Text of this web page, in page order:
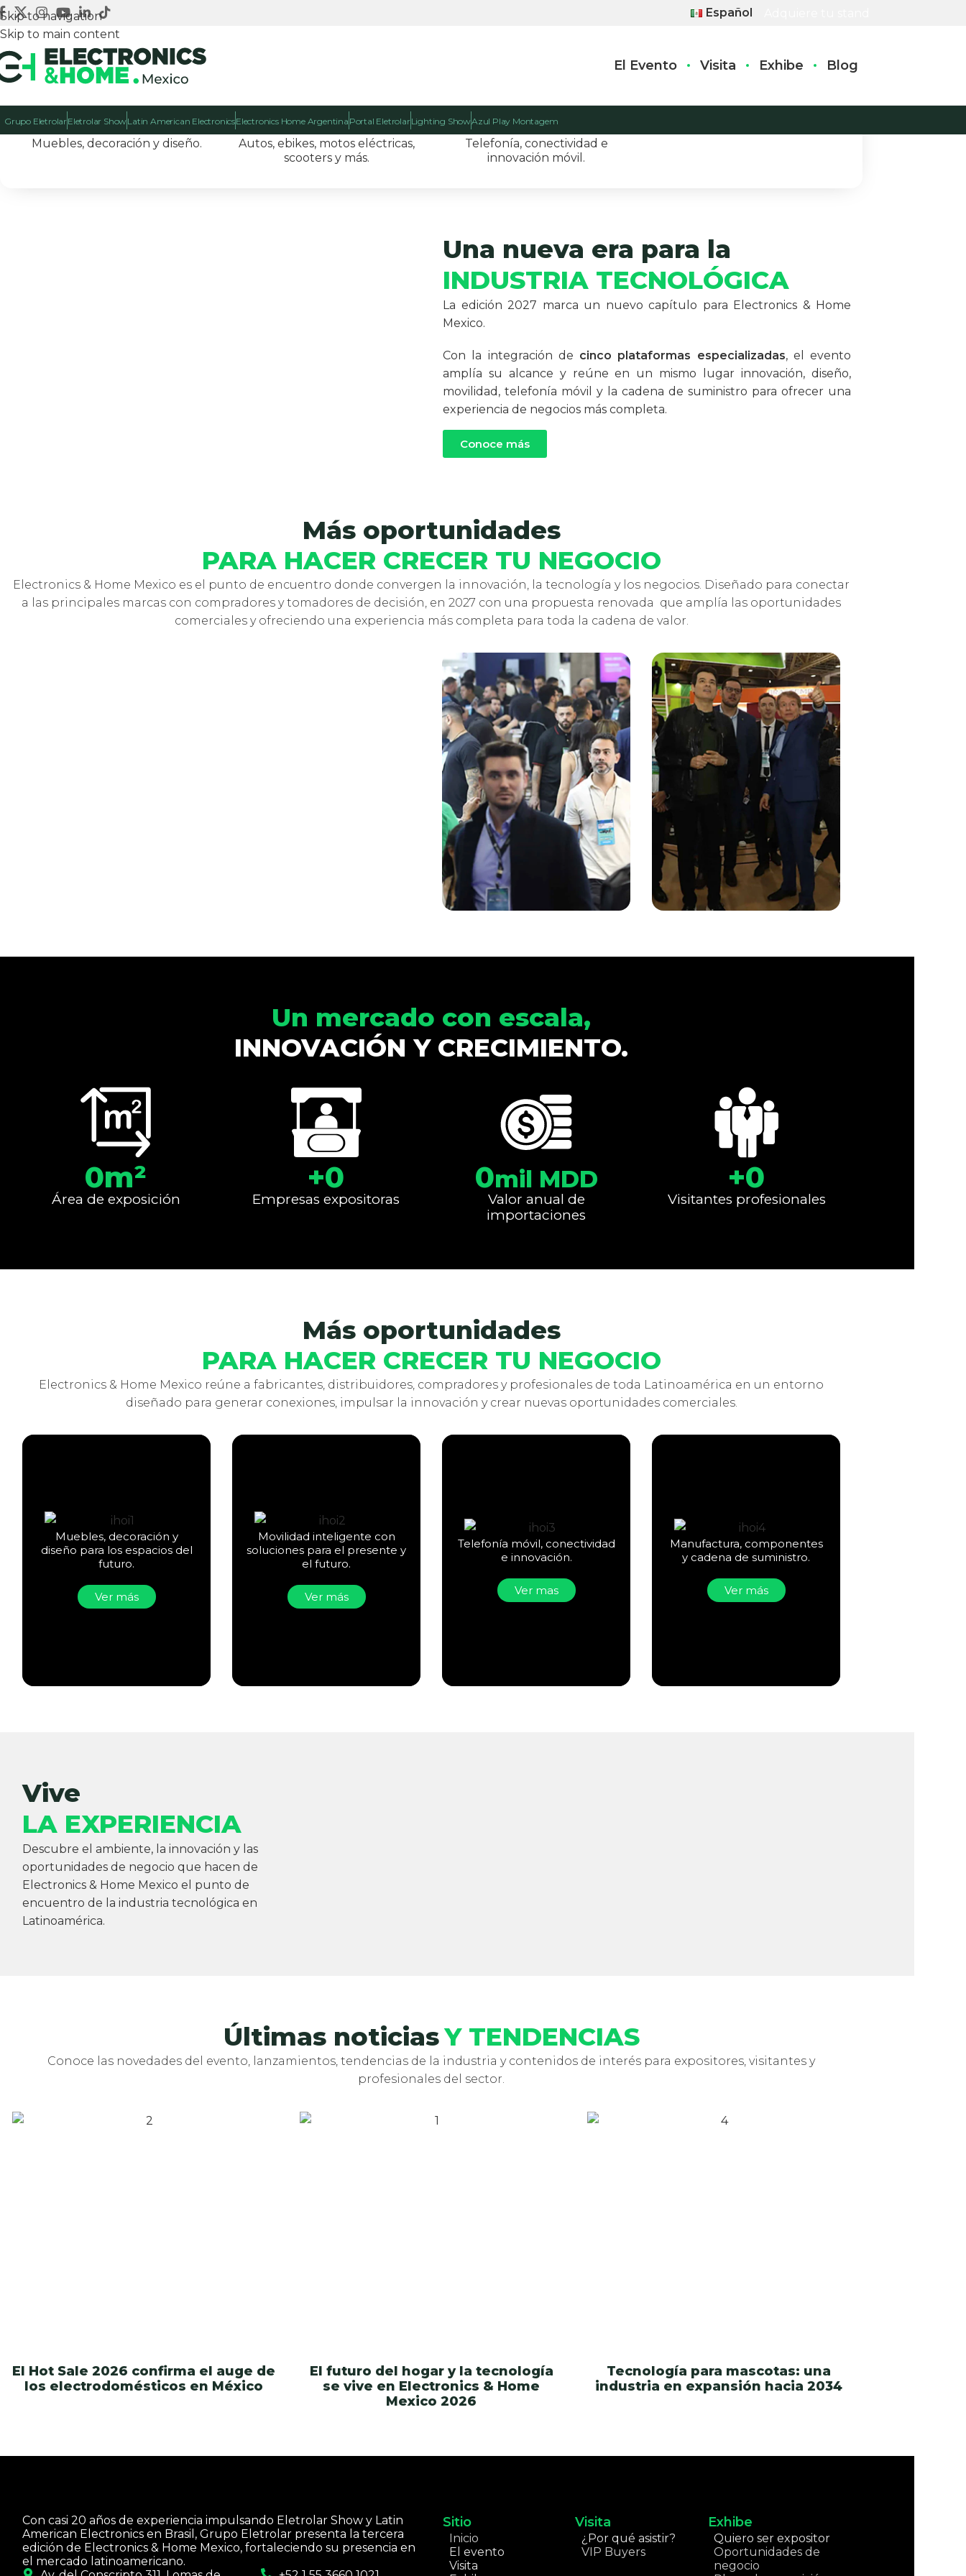
Skip to navigation
Skip to main content
Español
El Evento Visita Exhibe Blog
Grupo EletrolarEletrolar ShowLatin American ElectronicsElectronics Home Argentina Portal EletrolarLighting ShowAzul Play Montagem
Muebles, decoración y diseño.
Autos, ebikes, motos eléctricas,
scooters y más.
Telefonía, conectividad e
innovación móvil.
Una nueva era para la
INDUSTRIA TECNOLÓGICA
La edición 2027 marca un nuevo capítulo para Electronics & Home
Mexico.
Con la integración de cinco plataformas especializadas, el evento
amplía su alcance y reúne en un mismo lugar innovación, diseño,
movilidad, telefonía móvil y la cadena de suministro para ofrecer una
experiencia de negocios más completa.
Conoce más
Más oportunidades
PARA HACER CRECER TU NEGOCIO
Electronics & Home Mexico es el punto de encuentro donde convergen la innovación, la tecnología y los negocios. Diseñado para conectar
a las principales marcas con compradores y tomadores de decisión, en 2027 con una propuesta renovada que amplía las oportunidades
comerciales y ofreciendo una experiencia más completa para toda la cadena de valor.
fabricantes, distribuidores y
Encuentra oportunidades para
Un mercado con escala,
INNOVACIÓN Y CRECIMIENTO.
Área de exposición
0m²
Empresas expositoras
+0
Valor anual de
importaciones
0mil MDD
Visitantes profesionales
+0
Más oportunidades
PARA HACER CRECER TU NEGOCIO
Electronics & Home Mexico reúne a fabricantes, distribuidores, compradores y profesionales de toda Latinoamérica en un entorno
diseñado para generar conexiones, impulsar la innovación y crear nuevas oportunidades comerciales.
Muebles, decoración y
diseño para los espacios del
futuro.
Ver más
Movilidad inteligente con
soluciones para el presente y
el futuro.
Ver más
Telefonía móvil, conectividad
e innovación.
Ver mas
Manufactura, componentes
y cadena de suministro.
Ver más
Vive
LA EXPERIENCIA
Descubre el ambiente, la innovación y las
oportunidades de negocio que hacen de
Electronics & Home Mexico el punto de
encuentro de la industria tecnológica en
Latinoamérica.
Últimas noticiasY TENDENCIAS
Conoce las novedades del evento, lanzamientos, tendencias de la industria y contenidos de interés para expositores, visitantes y
profesionales del sector.
El Hot Sale 2026 confirma el auge de
los electrodomésticos en México
El futuro del hogar y la tecnología
se vive en Electronics & Home
Mexico 2026
Tecnología para mascotas: una
industria en expansión hacia 2034
Con casi 20 años de experiencia impulsando Eletrolar Show y Latin
American Electronics en Brasil, Grupo Eletrolar presenta la tercera
edición de Electronics & Home Mexico, fortaleciendo su presencia en
el mercado latinoamericano.
Sitio
Inicio
El evento
Visita
Visita
¿Por qué asistir?
VIP Buyers
Exhibe
Quiero ser expositor
Oportunidades de
negocio